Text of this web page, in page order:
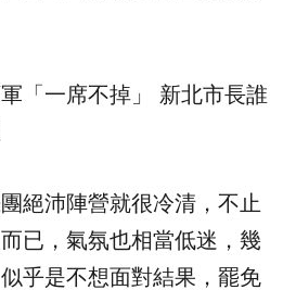
「一席不掉」 新北市長誰
絕沛陣營就很冷清，不止
已，氣氛也相當低迷，幾
乎是不想面對結果，罷免